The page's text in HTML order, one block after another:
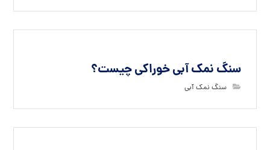
سنگ نمک آبی خوراکی چیست؟
سنگ نمک آبی